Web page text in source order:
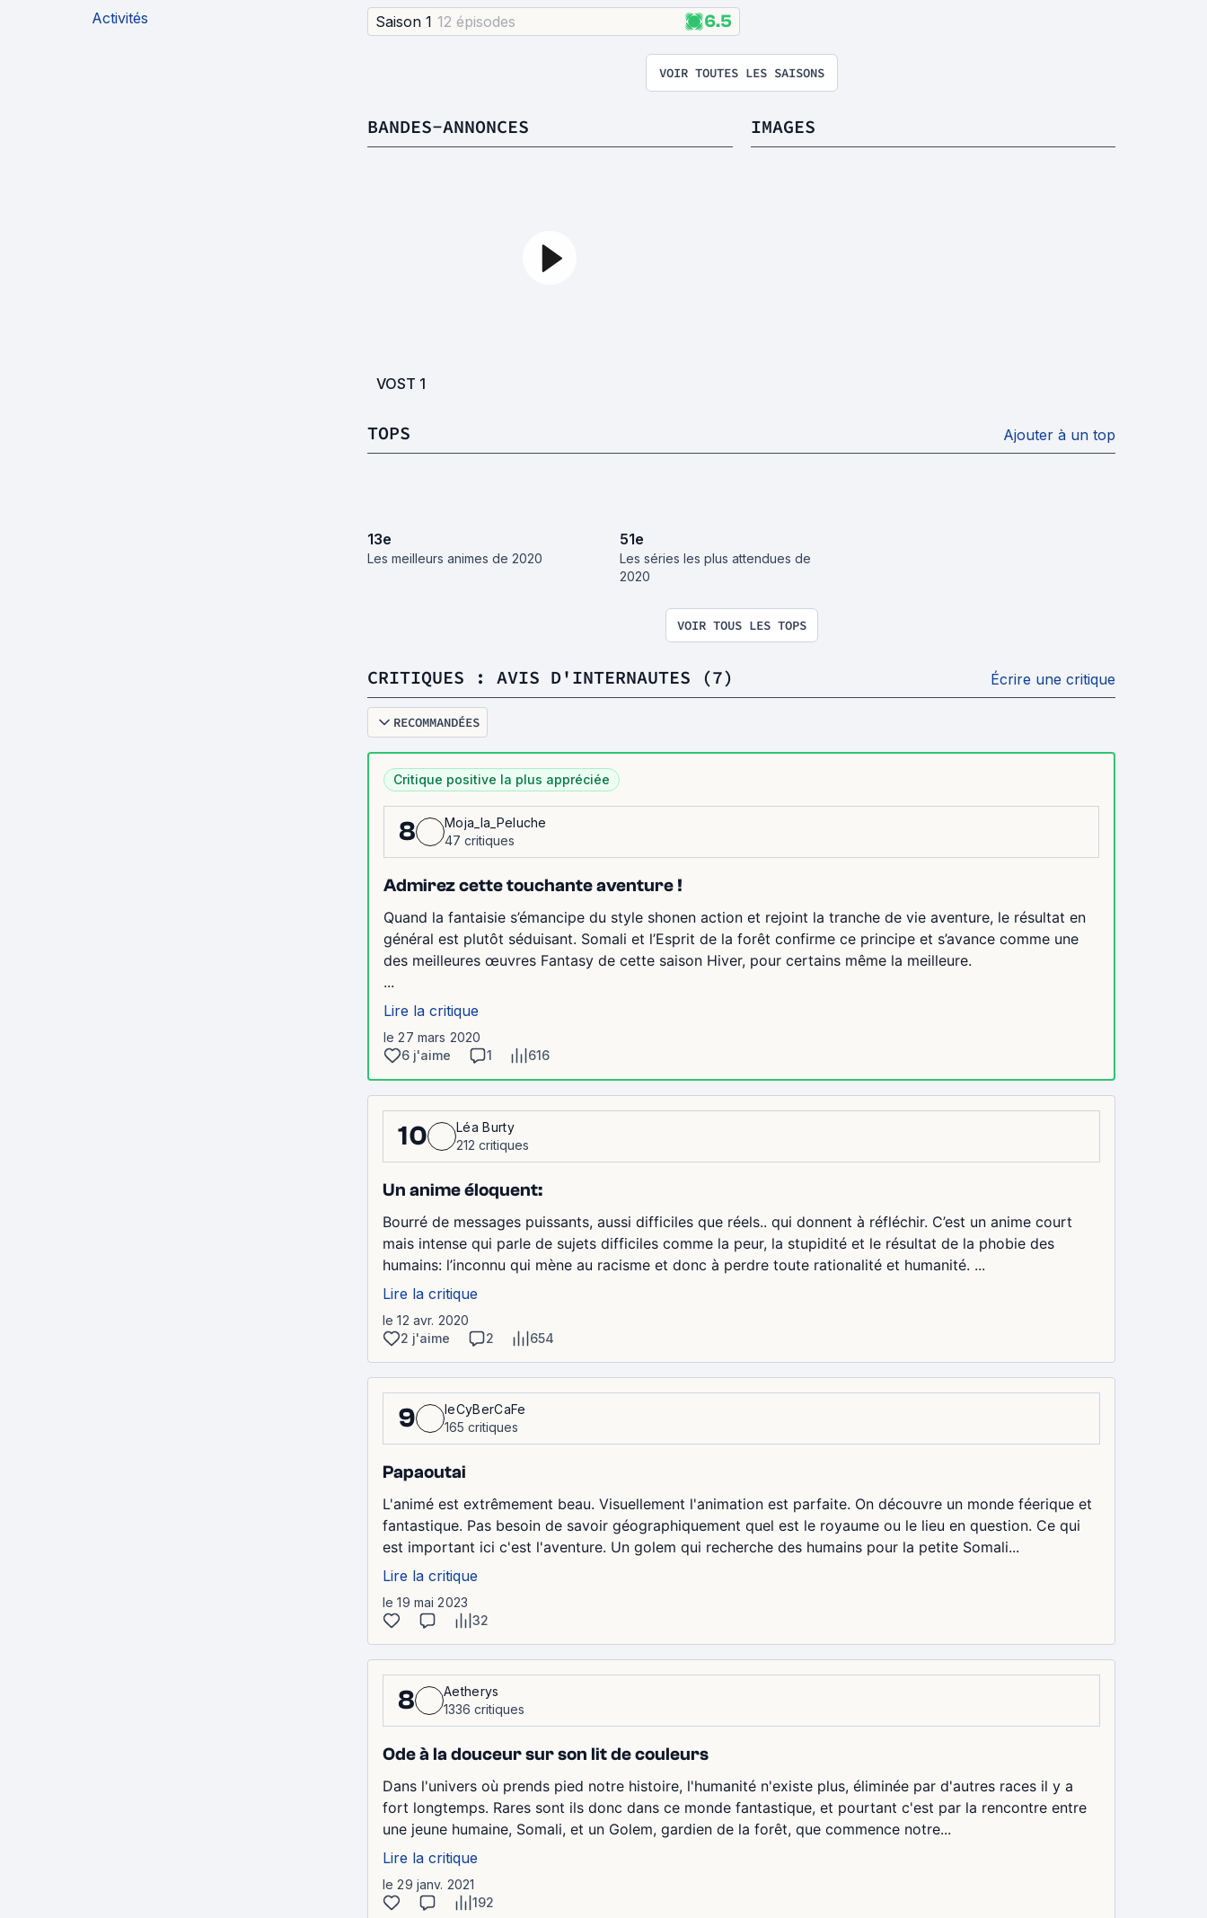
Activités
Saison 1 12 épisodes 6.5
VOIR TOUTES LES SAISONS
BANDES-ANNONCES
VOST 1
IMAGES
TOPS Ajouter à un top
13e
Les meilleurs animes de 2020
51e
Les séries les plus attendues de
2020
VOIR TOUS LES TOPS
CRITIQUES : AVIS D'INTERNAUTES (7) Écrire une critique
RECOMMANDÉES
Critique positive la plus appréciée
8
Moja_la_Peluche
47 critiques
Admirez cette touchante aventure !
Quand la fantaisie s’émancipe du style shonen action et rejoint la tranche de vie aventure, le résultat en
général est plutôt séduisant. Somali et l’Esprit de la forêt confirme ce principe et s’avance comme une
des meilleures œuvres Fantasy de cette saison Hiver, pour certains même la meilleure.
...
Lire la critique
le 27 mars 2020
6 j'aime
1 616
10
Léa Burty
212 critiques
Un anime éloquent:
Bourré de messages puissants, aussi difficiles que réels.. qui donnent à réfléchir. C’est un anime court
mais intense qui parle de sujets difficiles comme la peur, la stupidité et le résultat de la phobie des
humains: l’inconnu qui mène au racisme et donc à perdre toute rationalité et humanité. ...
Lire la critique
le 12 avr. 2020
2 j'aime
2 654
9
leCyBerCaFe
165 critiques
Papaoutai
L'animé est extrêmement beau. Visuellement l'animation est parfaite. On découvre un monde féerique et
fantastique. Pas besoin de savoir géographiquement quel est le royaume ou le lieu en question. Ce qui
est important ici c'est l'aventure. Un golem qui recherche des humains pour la petite Somali...
Lire la critique
le 19 mai 2023
32
8
Aetherys
1336 critiques
Ode à la douceur sur son lit de couleurs
Dans l'univers où prends pied notre histoire, l'humanité n'existe plus, éliminée par d'autres races il y a
fort longtemps. Rares sont ils donc dans ce monde fantastique, et pourtant c'est par la rencontre entre
une jeune humaine, Somali, et un Golem, gardien de la forêt, que commence notre...
Lire la critique
le 29 janv. 2021
192